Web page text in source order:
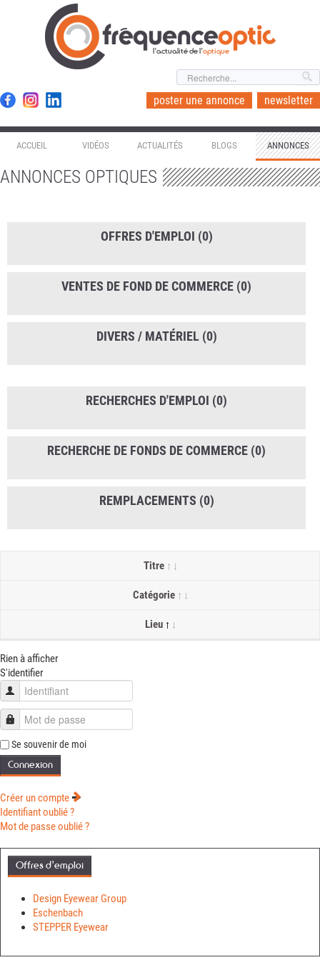
l'actualité de l'optique
poster une annonce newsletter
ACCUEIL VIDÉOS ACTUALITÉS BLOGS ANNONCES
ANNONCES OPTIQUES
OFFRES D'EMPLOI (0)
VENTES DE FOND DE COMMERCE (0)
DIVERS / MATÉRIEL (0)
RECHERCHES D'EMPLOI (0)
RECHERCHE DE FONDS DE COMMERCE (0)
REMPLACEMENTS (0)
Titre
Catégorie
Lieu
Rien à afficher
S'identifier
Identifiant
Mot de passe
Se souvenir de moi
Connexion
Créer un compte
Identifiant oublié ?
Mot de passe oublié ?
Offres d'emploi
Design Eyewear Group
Eschenbach
STEPPER Eyewear